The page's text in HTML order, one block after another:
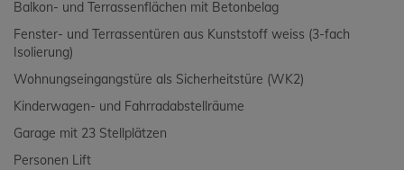
Balkon- und Terrassenflächen mit Betonbelag
Fenster- und Terrassentüren aus Kunststoff weiss (3-fach
Isolierung)
Wohnungseingangstüre als Sicherheitstüre (WK2)
Kinderwagen- und Fahrradabstellräume
Garage mit 23 Stellplätzen
Personen Lift